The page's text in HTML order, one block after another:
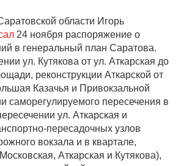
области Игорь
24 ноября распоряжение о
в генеральный план Саратова.
ул. Кутякова от ул. Аткарская до
реконструкции Аткарской от
Казачья и Привокзальной
саморегулируемого пересечения в
ул. Аткарская и
пересадочных узлов
вокзала и в квартале,
Аткарская и Кутякова),